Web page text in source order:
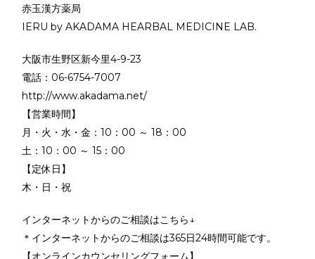
赤玉漢方薬局
IERU by AKADAMA HEARBAL MEDICINE LAB.
大阪市生野区新今里4-9-23
電話：06-6754-7007
http://www.akadama.net/
【営業時間】
月・火・水・金：10：00 ～ 18：00
土：10：00 ～ 15：00
【定休日】
木・日・祝
インターネットからのご相談はこちら↓
＊インターネットからのご相談は365日24時間可能です。
【オンラインカウンセリングフォーム】